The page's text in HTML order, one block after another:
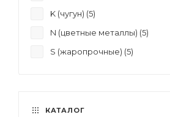
K (чугун) (5)
N (цветные металлы) (5)
S (жаропрочные) (5)
КАТАЛОГ